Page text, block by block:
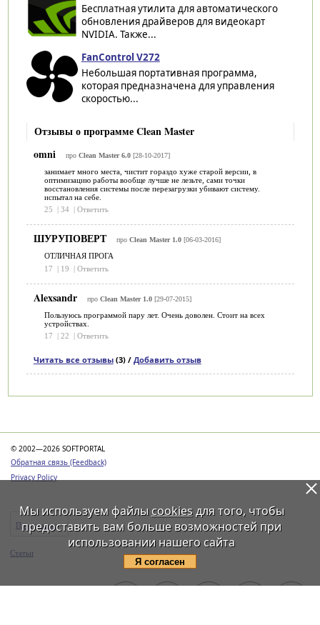
Бесплатная утилита для автоматического
обновления драйверов для видеокарт
NVIDIA. Также...
FanControl V272
Небольшая портативная программа,
которая предназначена для управления
скоростью...
Отзывы о программе Clean Master
omni
про Clean Master 6.0[28-10-2017]
занимает много места, чистит гораздо хуже старой версии, в
оптимизацию работы вообще лучше не лезьте, сами точки
восстановления системы после перезагрузки убивают систему.
испытал на себе.
25
34 Ответить
ШУРУПОВЕРТ про Clean Master 1.0[06-03-2016]
ОТЛИЧНАЯ ПРОГА
17
| 19 | Ответить
Alexsandr про Clean Master 1.0[29-07-2015]
Пользуюсь программой пару лет. Очень доволен. Стоит на всех
устройствах.
17
22 Ответить
Читать все отзывы(3) / Добавить отзыв
© 2002—2026 SOFTPORTAL
Обратная связь (Feedback)
Privacy Policy
Программы
Статьи
Мы используем файлы cookiesдля того, чтобы
предоставить вам больше возможностей при
использовании нашего сайта